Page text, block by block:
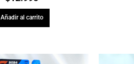
Añadir al carrito